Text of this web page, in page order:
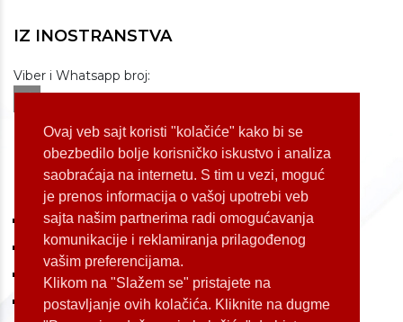
Ovaj veb sajt koristi "kolačiće" kako bi se
obezbedilo bolje korisničko iskustvo i analiza
saobraćaja na internetu. S tim u vezi, moguć
je prenos informacija o vašoj upotrebi veb
sajta našim partnerima radi omogućavanja
komunikacije i reklamiranja prilagođenog
vašim preferencijama.
Klikom na "Slažem se" pristajete na
postavljanje ovih kolačića. Kliknite na dugme
IZ INOSTRANSTVA
Viber i Whatsapp broj:
+381 60 309 1070
Dostupnost: od 07 do 22h
LOKACIJE
Koste Jovanovića 87 (Voždovac)
Bulevar Oslobođenja 155 (Voždovac)
Bulevar Oslobođenja 165 (Voždovac)
Kneginje Zorke 7 (Slavija)